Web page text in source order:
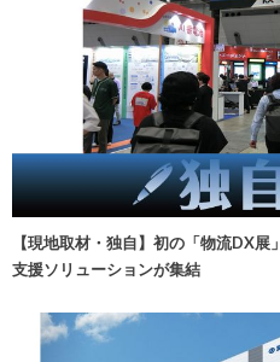
【現地取材・独自】初の「物流DX
支援ソリューションが集結